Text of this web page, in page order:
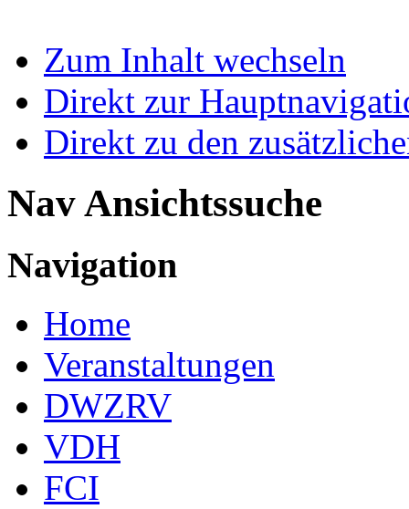
Zum Inhalt wechseln
Direkt zur
Direkt zu den
Nav Ansichtssuche
Navigation
Home
Veranstaltungen
DWZRV
VDH
FCI